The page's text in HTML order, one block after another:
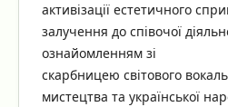
активізації естетичного
залучення до співочої
ознайомленням зі
скарбницею світового
мистецтва та української